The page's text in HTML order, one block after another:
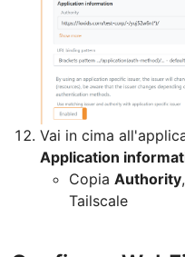
Vai in cima
Application
Copia Authority
Tailscale